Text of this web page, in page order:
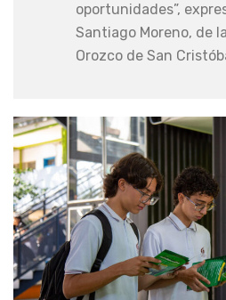
oportunidades”,
Santiago Moreno, de
Orozco de San